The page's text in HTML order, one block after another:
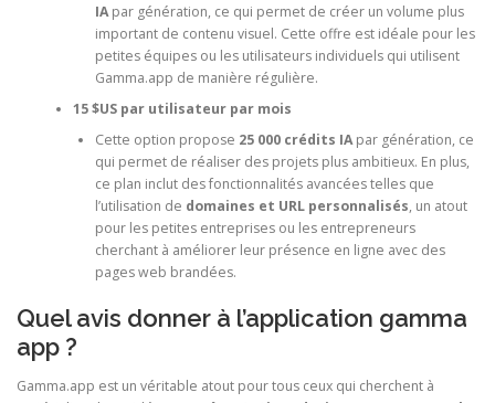
IApar génération, ce qui permet de créer un volume plus
important de contenu visuel. Cette offre est idéale pour les
petites équipes ou les utilisateurs individuels qui utilisent
Gamma.app de manière régulière.
15 $US par utilisateur par mois
Cette option propose 25 000 crédits IApar génération, ce
qui permet de réaliser des projets plus ambitieux. En plus,
ce plan inclut des fonctionnalités avancées telles que
l’utilisation de domaines et URL personnalisés, un atout
pour les petites entreprises ou les entrepreneurs
cherchant à améliorer leur présence en ligne avec des
pages web brandées.
Quel avis donner à l’application gamma
app ?
Gamma.app est un véritable atout pour tous ceux qui cherchent à